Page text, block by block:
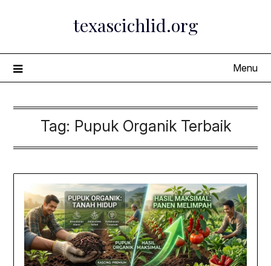
texascichlid.org
Menu
Tag: Pupuk Organik Terbaik